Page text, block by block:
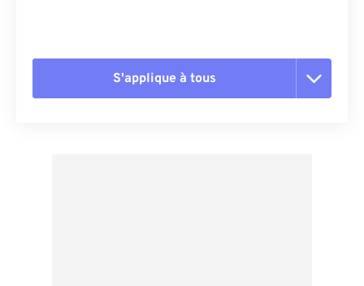
S'applique à tous